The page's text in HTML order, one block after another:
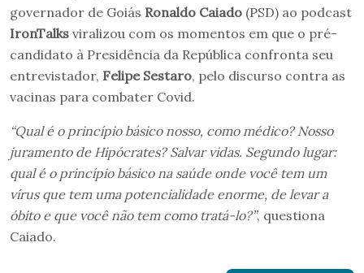
governador de Goiás Ronaldo Caiado (PSD) ao podcast
IronTalks viralizou com os momentos em que o pré-
candidato à Presidência da República confronta seu
entrevistador, Felipe Sestaro, pelo discurso contra as
vacinas para combater Covid.
“Qual é o princípio básico nosso, como médico? Nosso
juramento de Hipócrates? Salvar vidas. Segundo lugar:
qual é o princípio básico na saúde onde você tem um
vírus que tem uma potencialidade enorme, de levar a
óbito e que você não tem como tratá-lo?”, questiona
Caiado.